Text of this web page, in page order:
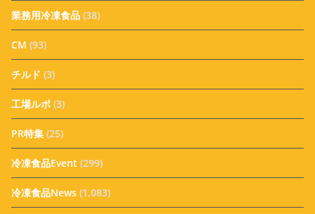
業務用冷凍食品 (38)
CM (93)
チルド (3)
工場ルポ (3)
PR特集 (25)
冷凍食品Event (299)
冷凍食品News (1,083)